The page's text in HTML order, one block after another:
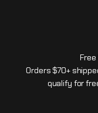
Orders $70+
qualify for